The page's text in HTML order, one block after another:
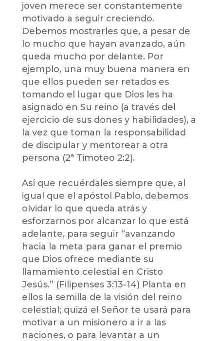
joven merece ser constantemente
motivado a seguir creciendo.
Debemos mostrarles que, a pesar de
lo mucho que hayan avanzado, aún
queda mucho por delante. Por
ejemplo, una muy buena manera en
que ellos pueden ser retados es
tomando el lugar que Dios les ha
asignado en Su reino (a través del
ejercicio de sus dones y habilidades), a
la vez que toman la responsabilidad
de discipular y mentorear a otra
persona (2ª Timoteo 2:2).
Así que recuérdales siempre que, al
igual que el apóstol Pablo, debemos
olvidar lo que queda atrás y
esforzarnos por alcanzar lo que está
adelante, para seguir “avanzando
hacia la meta para ganar el premio
que Dios ofrece mediante su
llamamiento celestial en Cristo
Jesús.” (Filipenses 3:13-14) Planta en
ellos la semilla de la visión del reino
celestial; quizá el Señor te usará para
motivar a un misionero a ir a las
naciones, o para levantar a un